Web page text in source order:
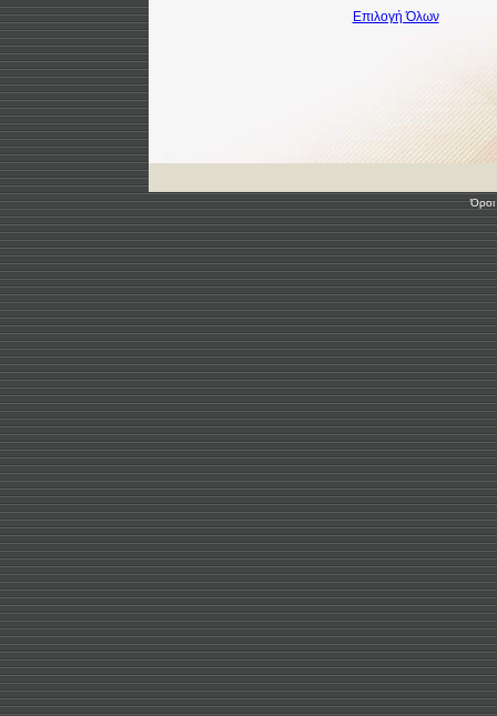
Δ.Δ.ΡοδίτουΕπιλογή Όλων
Όροι